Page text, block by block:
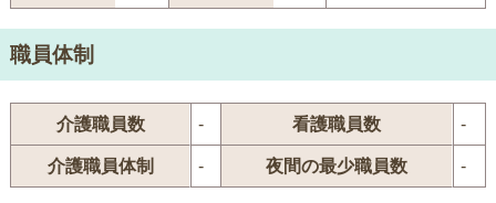
職員体制
介護職員数 - 看護職員数 -
介護職員体制 - 夜間の最少職員数 -